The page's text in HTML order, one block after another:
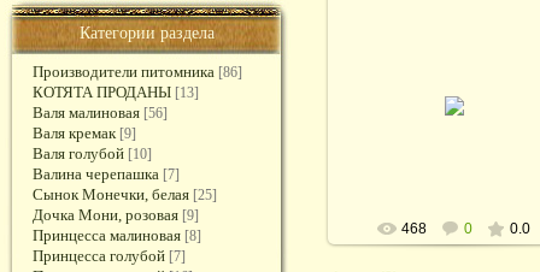
Категории раздела
Производители питомника [86]
КОТЯТА ПРОДАНЫ [13]
Валя малиновая [56]
Валя кремак [9]
Валя голубой [10]
Валина черепашка [7]
Сынок Монечки, белая [25]
Дочка Мони, розовая [9]
Принцесса малиновая [8]
Принцесса голубой [7]
468 0 0.0